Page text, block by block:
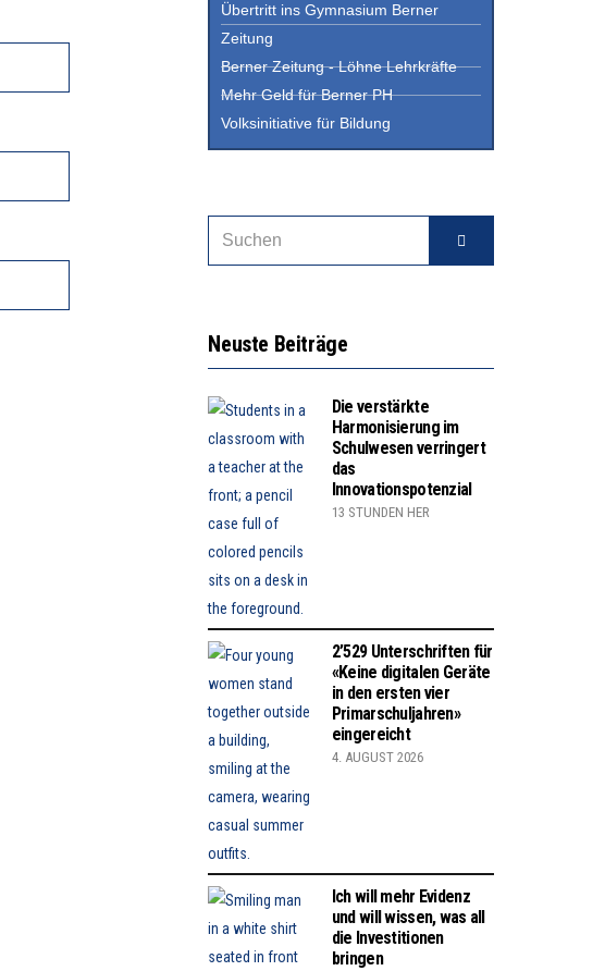
Übertritt ins Gymnasium Berner
Zeitung
Berner Zeitung - Löhne Lehrkräfte
Mehr Geld für Berner PH
Volksinitiative für Bildung
Neuste Beiträge
Die verstärkte
Harmonisierung im
Schulwesen verringert
das
Innovationspotenzial
13 STUNDEN HER
2’529 Unterschriften für
«Keine digitalen Geräte
in den ersten vier
Primarschuljahren»
eingereicht
4. AUGUST 2026
Ich will mehr Evidenz
und will wissen, was all
die Investitionen
bringen